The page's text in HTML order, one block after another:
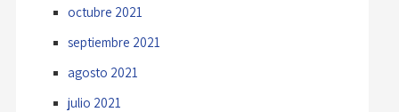
octubre 2021
septiembre 2021
agosto 2021
julio 2021